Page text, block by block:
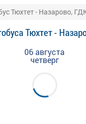
Тюхтет - Назарово,
Тюхтет -
06 августа
четверг